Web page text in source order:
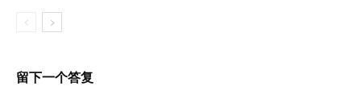
留下一个答复